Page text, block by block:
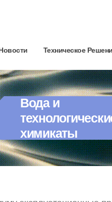
Техническое
Вода и
химикаты